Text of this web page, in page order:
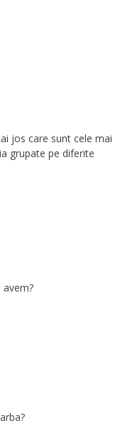
jos care sunt cele mai
grupate pe diferite